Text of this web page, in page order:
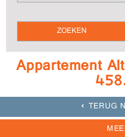
Appartement
TERUG